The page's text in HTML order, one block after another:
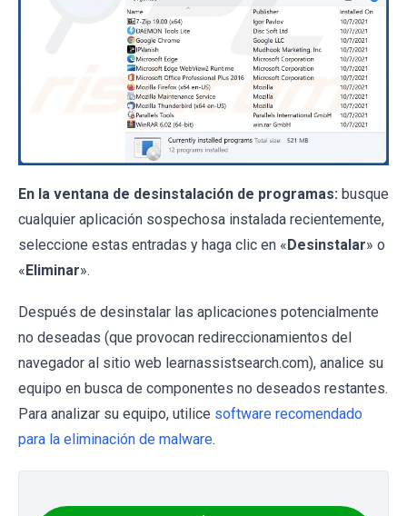
En la ventana de desinstalación de programas: busque
cualquier aplicación sospechosa instalada recientemente,
seleccione estas entradas y haga clic en « Desinstalar» o
« Eliminar».
Después de desinstalar las aplicaciones potencialmente
no deseadas (que provocan redireccionamientos del
navegador al sitio web learnassistsearch.com), analice su
equipo en busca de componentes no deseados restantes.
Para analizar su equipo, utilice software recomendado
para la eliminación de malware.